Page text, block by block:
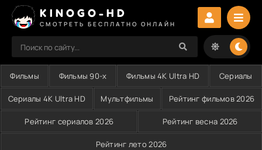
KINOGO-HD
СМОТРЕТЬ БЕСПЛАТНО ОНЛАЙН
Фильмы Фильмы 90-х Фильмы 4K Ultra HD Сериалы
Сериалы 4K Ultra HD Мультфильмы Рейтинг фильмов 2026
Рейтинг сериалов 2026 Рейтинг весна 2026
Рейтинг лето 2026